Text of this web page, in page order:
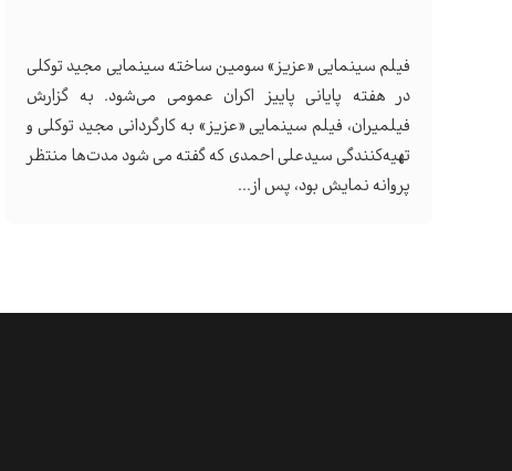
فیلم سینمایی «عزیز» سومین ساخته سینمایی مجید توکلی
در هفته پایانی پاییز اکران عمومی می‌شود. به گزارش
فیلمیران، فیلم سینمایی «عزیز» به کارگردانی مجید توکلی و
تهیه‌کنندگی سیدعلی احمدی که گفته می شود مدت‌ها منتظر
پروانه نمایش بود، پس از...